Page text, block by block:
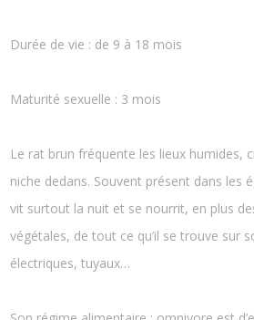
Durée de vie : de 9 à 18 mois
Maturité sexuelle : 3 mois
Le rat brun fréquente les lieux humides,
niche dedans. Souvent présent dans les
vit surtout la nuit et se nourrit, en plus
végétales, de tout ce qu’il se trouve sur
électriques, tuyaux…